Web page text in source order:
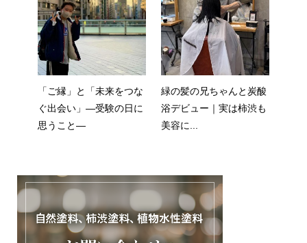
「ご縁」と「未来をつな
ぐ出会い」—受験の日に
思うこと—
緑の髪の兄ちゃんと炭酸
浴デビュー｜実は柿渋も
美容に...